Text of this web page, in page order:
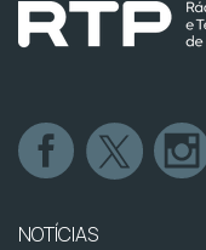
NOTÍCIAS